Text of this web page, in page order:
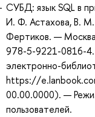
СУБД: язык SQL в
И. Ф. Астахова, В.
Фертиков. —
978-5-9221-0816-
электронно-
https://
00.00.0000). —
пользователей.